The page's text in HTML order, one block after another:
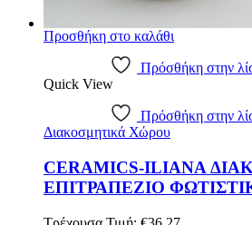
Προσθήκη στο καλάθι
Πρόσθήκη στην
Quick View
Πρόσθήκη στην
Διακοσμητικά Χώρου
CERAMICS-ILIANA
ΕΠΙΤΡΑΠΕΖΙΟ
OriginalΗ